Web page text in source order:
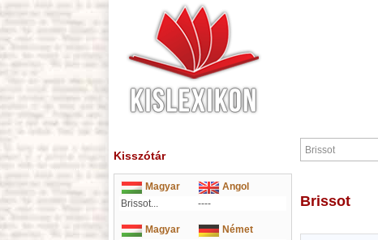
Kisszótár
Magyar
Angol
Brissot...
----
Magyar
Német
Brissot